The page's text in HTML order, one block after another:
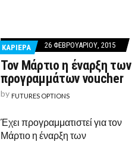
ΚΑΡΙΕΡΑ 26 ΦΕΒΡΟΥΑΡΊΟΥ, 2015
Τον Μάρτιο η έναρξη των
προγραμμάτων voucher
by FUTURES OPTIONS
Έχει προγραμματιστεί για τον
Μάρτιο η έναρξη των